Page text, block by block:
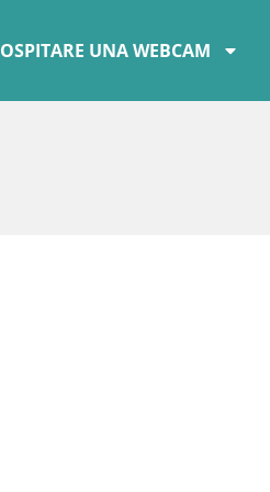
OSPITARE UNA WEBCAM